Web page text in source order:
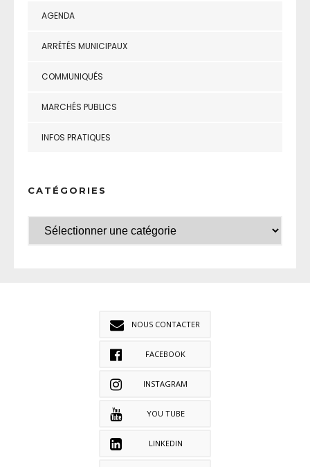
AGENDA
ARRÊTÉS MUNICIPAUX
COMMUNIQUÉS
MARCHÉS PUBLICS
INFOS PRATIQUES
CATÉGORIES
NOUS CONTACTER
FACEBOOK
INSTAGRAM
YOU TUBE
LINKEDIN